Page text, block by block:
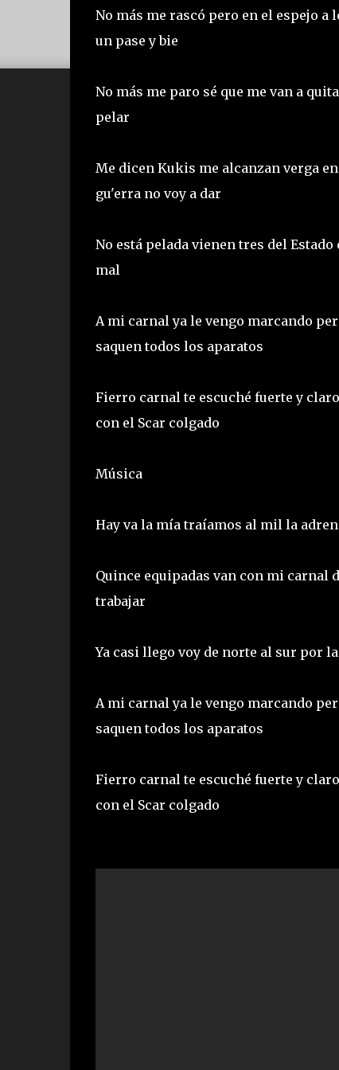
No más me rascó pero en el espejo a
un pase y bie
No más me paro sé que me van a
pelar
Me dicen Kukis me alcanzan verga
gu'erra no voy a dar
No está pelada vienen tres del
mal
A mi carnal ya le vengo marcando
saquen todos los aparatos
Fierro carnal te escuché fuerte y
con el Scar colgado
Música
Hay va la mía traíamos al mil la
Quince equipadas van con mi carnal
trabajar
Ya casi llego voy de norte al sur por
A mi carnal ya le vengo marcando
saquen todos los aparatos
Fierro carnal te escuché fuerte y
con el Scar colgado